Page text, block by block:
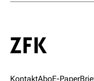
KontaktAboE-Paper